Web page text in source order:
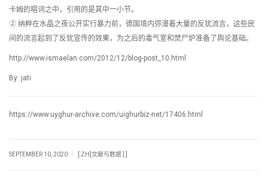
卡姆的唱词之中，引用的是其中一小节。
② 纳粹在水晶之夜公开实行暴力前，德国境内弥漫着大量的反犹流言，这些民
间的流言起到了反犹宣传的效果，为之后的毒气室和焚尸炉准备了舆论基础。
http://www.ismaelan.com/2012/12/blog-post_10.html
By: jati
https://www.uyghur-archive.com/uighurbiz-net/17406.html
SEPTEMBER 10, 2020 [:ZH]文献与数据 [:]